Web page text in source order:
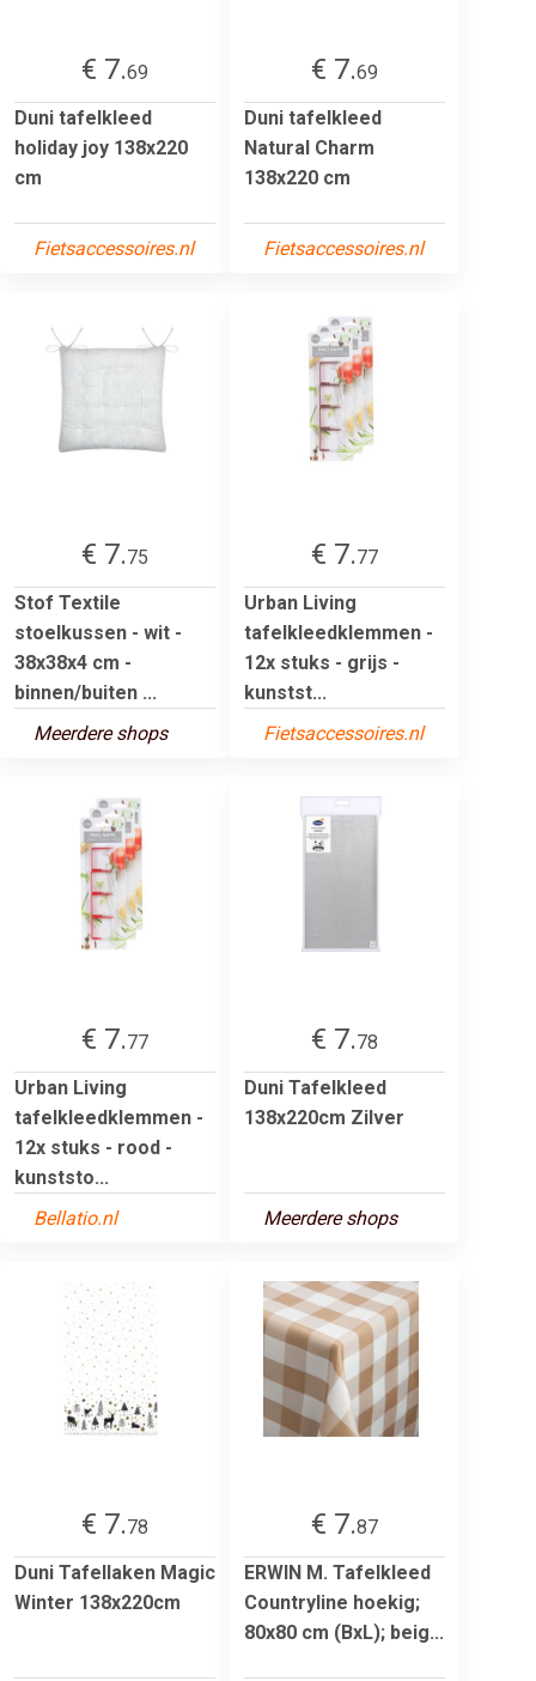
€ 7.69
Duni tafelkleed
holiday joy 138x220
cm
Fietsaccessoires.nl
€ 7.69
Duni tafelkleed
Natural Charm
138x220 cm
Fietsaccessoires.nl
€ 7.75
Stof Textile
stoelkussen - wit -
38x38x4 cm -
binnen/buiten ...
Meerdere shops
€ 7.77
Urban Living
tafelkleedklemmen -
12x stuks - grijs -
kunstst...
Fietsaccessoires.nl
€ 7.77
Urban Living
tafelkleedklemmen -
12x stuks - rood -
kunststo...
Bellatio.nl
€ 7.78
Duni Tafelkleed
138x220cm Zilver
Meerdere shops
€ 7.78
Duni Tafellaken Magic
Winter 138x220cm
€ 7.87
ERWIN M. Tafelkleed
Countryline hoekig;
80x80 cm (BxL); beig...